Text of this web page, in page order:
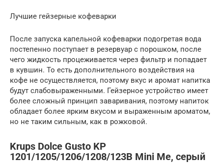
Лучшие гейзерные кофеварки
После запуска капельной кофеварки подогретая вода
постепенно поступает в резервуар с порошком, после
чего жидкость процеживается через фильтр и попадает
в кувшин. То есть дополнительного воздействия на
кофе не осуществляется, поэтому вкус и аромат напитка
будут слабовыраженными. Гейзерное устройство имеет
более сложный принцип заваривания, поэтому напиток
обладает более ярким вкусом и выраженным ароматом,
но не таким сильным, как в рожковой.
Krups Dolce Gusto KP
1201/1205/1206/1208/123B Mini Me, серый